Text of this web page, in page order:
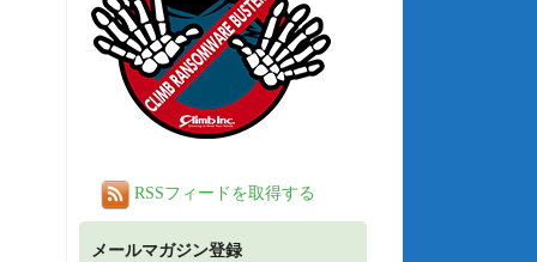
RSSフィードを取得する
メールマガジン登録